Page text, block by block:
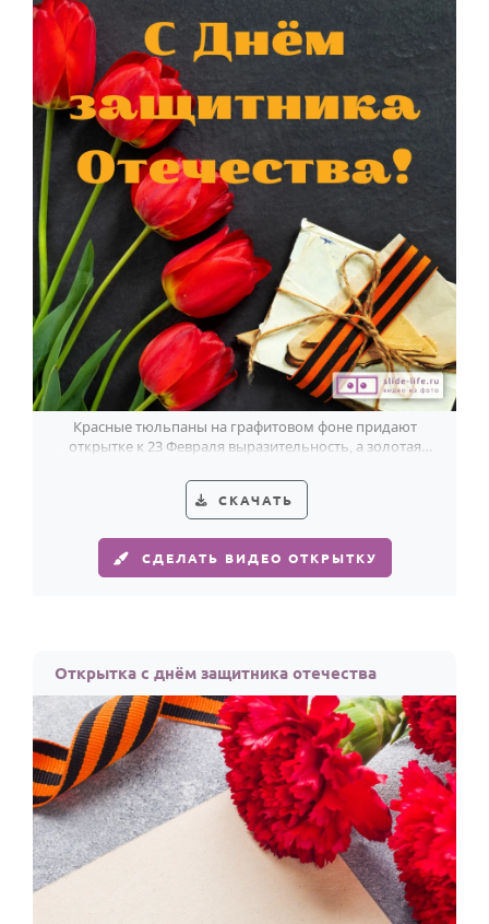
Годовщина свадьбы
Календарь праздников
КОМУ
Женщине
Мужчине
Маме
Папе
Детям
Все родственники
ПЕРСОНАЛЬНЫЕ
Пожелания
Красные тюльпаны на графитовом фоне придают
открытке к 23 Февраля выразительность, а золотая
СКАЧАТЬ
СДЕЛАТЬ ВИДЕО ОТКРЫТКУ
Открытка с днём защитника отечества